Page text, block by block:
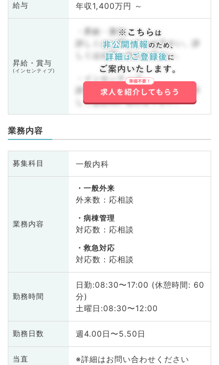
給与 年収1,400万円 ～
昇給・賞与
(インセンティブ)
・昇給・賞与
詳しくはお問い合わせ下さい。詳
しくはお問い合わせ下さい。
・インセンティブ
詳しくはお問い合わせ下さい。詳
しくはお問い合わせ下さい。
業務内容
募集科目 一般内科
業務内容
一般外来
外来数：応相談
病棟管理
対応数：応相談
救急対応
対応数：応相談
勤務時間
日勤:08:30〜17:00 (休憩時間: 60
分)
土曜日:08:30〜12:00
勤務日数 週4.00日〜5.50日
当直 ※詳細はお問い合わせください